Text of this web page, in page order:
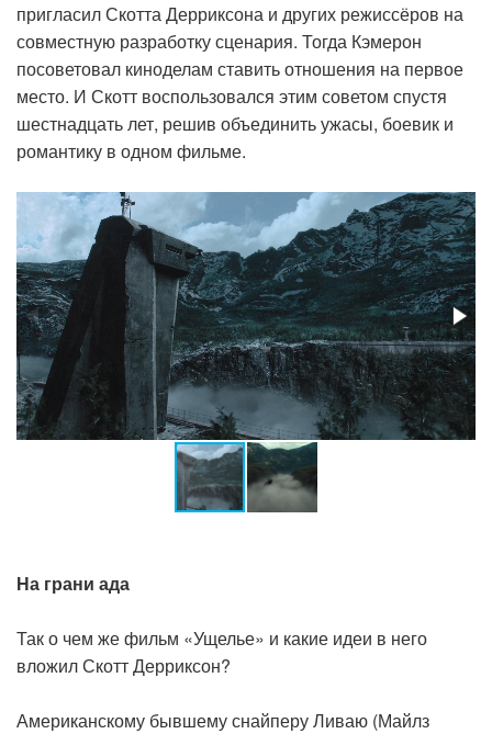
пригласил Скотта Дерриксона и других режиссёров на
совместную разработку сценария. Тогда Кэмерон
посоветовал киноделам ставить отношения на первое
место. И Скотт воспользовался этим советом спустя
шестнадцать лет, решив объединить ужасы, боевик и
романтику в одном фильме.
На грани ада
Так о чем же фильм «Ущелье» и какие идеи в него
вложил Скотт Дерриксон?
Американскому бывшему снайперу Ливаю (Майлз